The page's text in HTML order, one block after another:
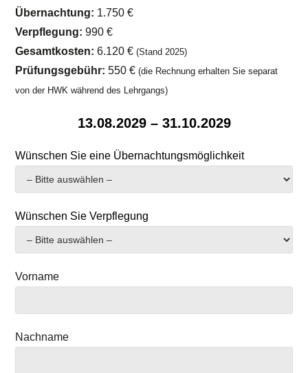
Übernachtung: 1.750 €
Verpflegung: 990 €
Gesamtkosten: 6.120 €(Stand 2025)
Prüfungsgebühr: 550 €(die Rechnung erhalten Sie separat
von der HWK während des Lehrgangs)
13.08.2029 – 31.10.2029
Wünschen Sie eine Übernachtungsmöglichkeit
Wünschen Sie Verpflegung
Vorname
Nachname